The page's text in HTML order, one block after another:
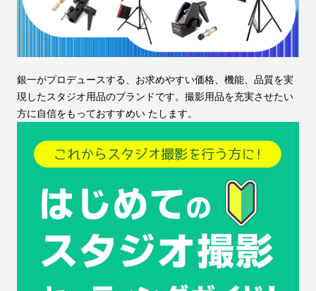
銀一がプロデュースする、お求めやすい価格、機能、品質を実
現したスタジオ用品のブランドです。撮影用品を充実させたい
方に自信をもっておすすめい たします。